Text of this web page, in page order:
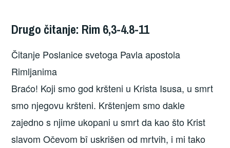
Drugo čitanje: Rim 6,3-4.8-11
Čitanje Poslanice svetoga Pavla apostola
Rimljanima
Braćo! Koji smo god kršteni u Krista Isusa, u smrt
smo njegovu kršteni. Krštenjem smo dakle
zajedno s njime ukopani u smrt da kao što Krist
slavom Očevom bî uskrišen od mrtvih, i mi tako